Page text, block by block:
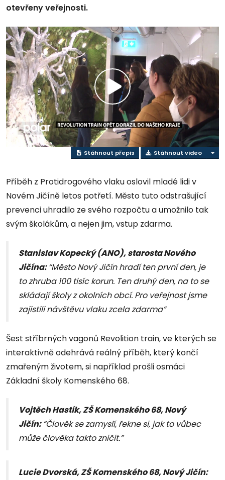
otevřeny veřejnosti.
Přehrát
video
Stáhnout přepis Stáhnout video
Příběh z Protidrogového vlaku oslovil mladé lidi v
Novém Jičíně letos potřetí. Město tuto odstrašující
prevenci uhradilo ze svého rozpočtu a umožnilo tak
svým školákům, a nejen jim, vstup zdarma.
Stanislav Kopecký (ANO), starosta Nového
Jičína:“Město Nový Jičín hradí ten první den, je
to zhruba 100 tisíc korun. Ten druhý den, na to se
skládají školy z okolních obcí. Pro veřejnost jsme
zajistili návštěvu vlaku zcela zdarma”
Šest stříbrných vagonů Revolition train, ve kterých se
interaktivně odehrává reálný příběh, který končí
zmařeným životem, si například prošli osmáci
Základní školy Komenského 68.
Vojtěch Hastík, ZŠ Komenského 68, Nový
Jičín:“Člověk se zamyslí, řekne si, jak to vůbec
může člověka takto zničit.”
Lucie Dvorská, ZŠ Komenského 68, Nový Jičín: